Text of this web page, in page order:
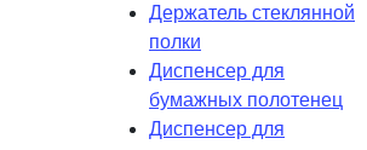
Держатель стеклянной
полки
Диспенсер для
бумажных полотенец
Диспенсер для